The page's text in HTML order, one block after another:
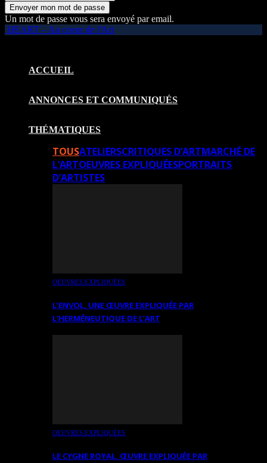
Un mot de passe vous sera envoyé par email.
HEART – Au coeur de l'Art
ACCUEIL
ANNONCES ET COMMUNIQUÉS
THÉMATIQUES
TOUSATELIERSCRITIQUES D’ARTMARCHÉ DE
L’ARTOEUVRES EXPLIQUÉESPORTRAITS
D’ARTISTES
OEUVRES EXPLIQUÉES
L’ENVOL, UNE ŒUVRE EXPLIQUÉE PAR
L’HERMÉNEUTIQUE DE L’ART
OEUVRES EXPLIQUÉES
LE CYGNE ROYAL. ŒUVRE EXPLIQUÉE PAR